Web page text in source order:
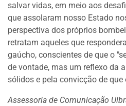
salvar vidas, em meio aos
que assolaram nosso Estado
perspectiva dos próprios
retratam aqueles que
gaúcho, conscientes de que o
de vontade, mas um reflexo da
sólidos e pela convicção de
Assessoria de Comunicação